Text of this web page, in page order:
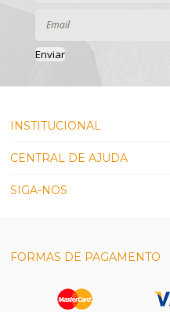
Enviar
INSTITUCIONAL
CENTRAL DE AJUDA
SIGA-NOS
FORMAS DE PAGAMENTO